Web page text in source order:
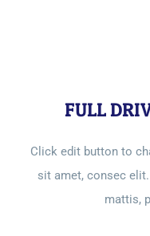
FULL
Click edit button to
sit amet, consec
mattis,